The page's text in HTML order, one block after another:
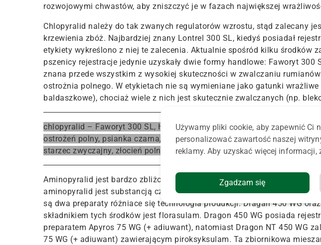
rozwojowymi chwastów, aby zniszczyć je w fazach największej
Chlopyralid należy do tak zwanych regulatorów wzrostu, stąd zalecany
krzewienia zbóż. Najbardziej znany Lontrel 300 SL, kiedyś posiadał
etykiety wykreślono z niej te zalecenia. Aktualnie spośród kilku środków
pszenicy rejestracje jedynie uzyskały dwie formy handlowe: Faworyt 300
znana przede wszystkim z wysokiej skuteczności w zwalczaniu
ostrożnia polnego. W etykietach nie są wymieniane jako gatunki
baldaszkowe), chociaż wiele z nich jest skutecznie zwalczanych (np.
chlopyralid – Faworyt 300 SL, Helion 300 SL : chaber bławatek, maruna
ostrożeń polny, psianka czarna, rdest plamisty, rumian polny, rumianek
starzec zwyczajny, złocień polny, żółtlica drobnokwiatowa.
Aminopyralid jest bardzo zbliżoną substancją do chlopyralidu. Jedną z
aminopyralid jest substancją czynną wykorzystywaną tylko do
są dwa preparaty różniace się technologia produkcji: Dragan 450 WG
składnikiem tych środków jest florasulam. Dragon 450 WG posiada
preparatem Apyros 75 WG (+ adiuwant), natomiast Dragon NT 450 WG
75 WG (+ adiuwant) zawierającym piroksyksulam. Ta zbiornikowa
Używamy pliki cookie, aby zapewnić Ci
personalizować zawartość naszej
reklamy. Aby uzyskać więcej informacji,
Zgadzam się